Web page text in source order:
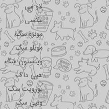
لاو می
مکسی
مونژه سگ
مونلو سگ
وینستون سگ
هپی داگ
یوروپت سگ
ونپی سگ